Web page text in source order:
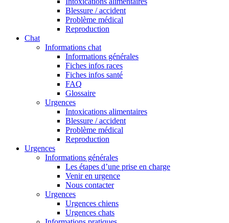
Blessure / accident
Problème médical
Reproduction
Chat
Informations chat
Informations générales
Fiches infos races
Fiches infos santé
FAQ
Glossaire
Urgences
Intoxications alimentaires
Blessure / accident
Problème médical
Reproduction
Urgences
Informations générales
Les étapes d’une prise en charge
Venir en urgence
Nous contacter
Urgences
Urgences chiens
Urgences chats